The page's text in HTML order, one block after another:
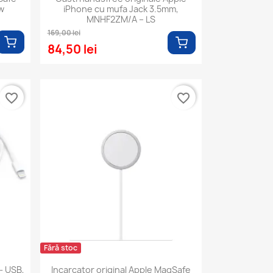
iPhone cu mufa Jack 3.5mm,
MNHF2ZM/A – LS
169,00 lei
84,50 lei
favorite_border
Fără stoc
Incarcator original Apple MagSafe
favorite_border